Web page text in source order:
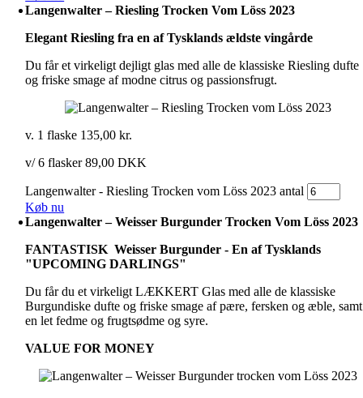
Langenwalter – Riesling Trocken Vom Löss 2023
Elegant Riesling fra en af Tysklands ældste vingårde
Du får et virkeligt dejligt glas med alle de klassiske Riesling dufte
og friske smage af modne citrus og passionsfrugt.
v. 1 flaske 135,00kr.
v/ 6 flasker 89,00 DKK
Langenwalter - Riesling Trocken vom Löss 2023 antal
Køb nu
Langenwalter – Weisser Burgunder Trocken Vom Löss 2023
FANTASTISK Weisser Burgunder - En af Tysklands
"UPCOMING DARLINGS"
Du får du et virkeligt LÆKKERT Glas med alle de klassiske
Burgundiske dufte og friske smage af pære, fersken og æble, samt
en let fedme og frugtsødme og syre.
VALUE FOR MONEY